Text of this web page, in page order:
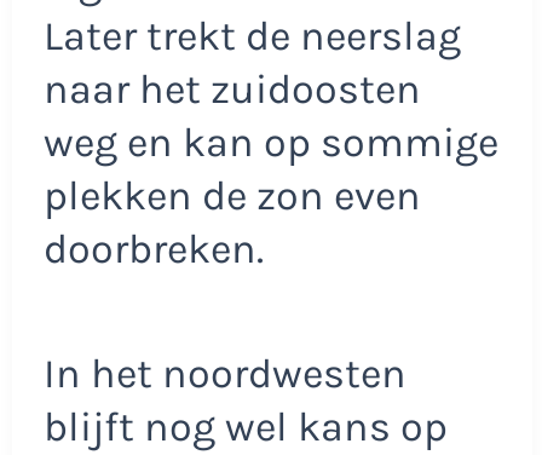
Later trekt de neerslag
naar het zuidoosten
weg en kan op sommige
plekken de zon even
doorbreken.
In het noordwesten
blijft nog wel kans op